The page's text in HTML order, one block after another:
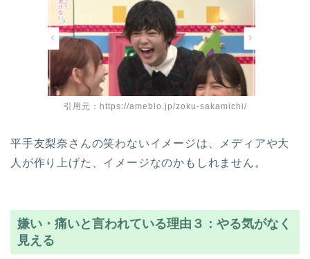
引用元：https://ameblo.jp/zoku-sakamichi/
平手友梨奈さんの笑わないイメージは、メディアや大
人が作り上げた、イメージなのかもしれません。
嫌い・痛いと言われている理由３：やる気がなく
見える